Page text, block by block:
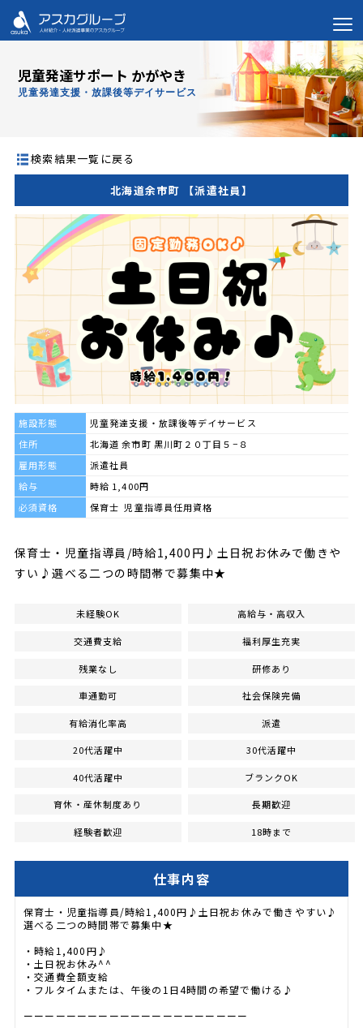
児童発達サポート かがやき
児童発達支援・放課後等デイサービス
検索結果一覧に戻る
北海道余市町 【派遣社員】
施設形態
児童発達支援・放課後等デイサービス
住所
北海道 余市町 黒川町２０丁目５−８
雇用形態
派遣社員
給与
時給 1,400円
必須資格
保育士 児童指導員任用資格
保育士・児童指導員/時給1,400円♪土日祝お休みで働きや
すい♪選べる二つの時間帯で募集中★
未経験OK 高給与・高収入
交通費支給 福利厚生充実
残業なし 研修あり
車通勤可 社会保険完備
有給消化率高 派遣
20代活躍中 30代活躍中
40代活躍中 ブランクOK
育休・産休制度あり 長期歓迎
経験者歓迎 18時まで
仕事内容
保育士・児童指導員/時給1,400円♪土日祝お休みで働きやすい♪
選べる二つの時間帯で募集中★
・時給1,400円♪
・土日祝お休み^^
・交通費全額支給
・フルタイムまたは、午後の1日4時間の希望で働ける♪
ーーーーーーーーーーーーーーーーーーーーー